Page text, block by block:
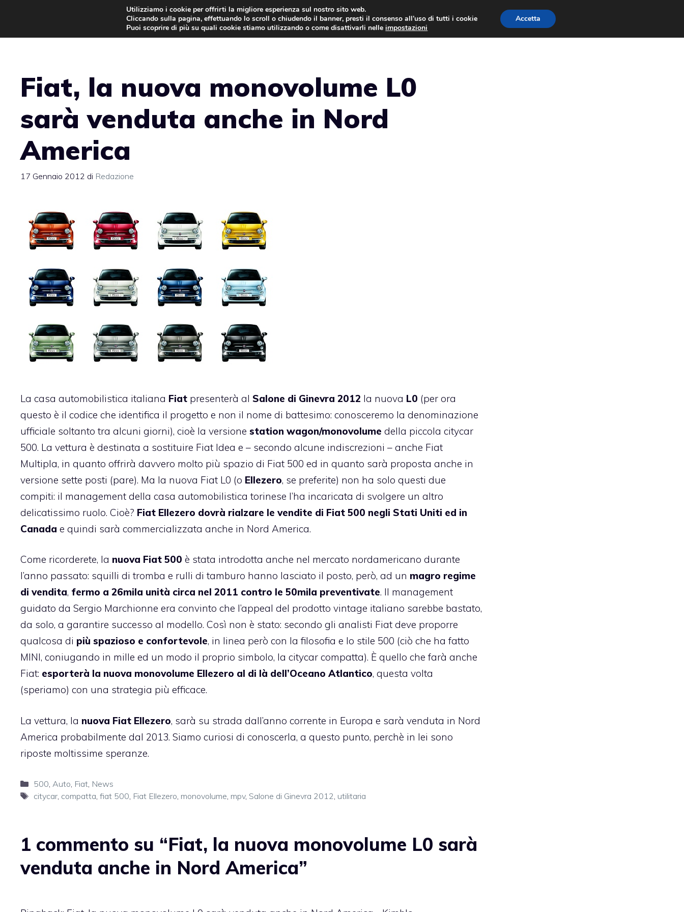
contenuto
AUTO NEWS EVENTI E FIERE
Fiat, la nuova monovolume L0
sarà venduta anche in Nord
America
17 Gennaio 2012 di Redazione
La casa automobilistica italiana Fiat presenterà al Salone di Ginevra 2012 la nuova L0 (per ora
questo è il codice che identifica il progetto e non il nome di battesimo: conosceremo la denominazione
ufficiale soltanto tra alcuni giorni), cioè la versione station wagon/monovolume della piccola citycar
500. La vettura è destinata a sostituire Fiat Idea e – secondo alcune indiscrezioni – anche Fiat
Multipla, in quanto offrirà davvero molto più spazio di Fiat 500 ed in quanto sarà proposta anche in
versione sette posti (pare). Ma la nuova Fiat L0 (o Ellezero, se preferite) non ha solo questi due
compiti: il management della casa automobilistica torinese l’ha incaricata di svolgere un altro
delicatissimo ruolo. Cioè? Fiat Ellezero dovrà rialzare le vendite di Fiat 500 negli Stati Uniti ed in
Canada e quindi sarà commercializzata anche in Nord America.
Come ricorderete, la nuova Fiat 500 è stata introdotta anche nel mercato nordamericano durante
l’anno passato: squilli di tromba e rulli di tamburo hanno lasciato il posto, però, ad un magro regime
di vendita, fermo a 26mila unità circa nel 2011 contro le 50mila preventivate. Il management
guidato da Sergio Marchionne era convinto che l’appeal del prodotto vintage italiano sarebbe bastato,
da solo, a garantire successo al modello. Così non è stato: secondo gli analisti Fiat deve proporre
qualcosa di più spazioso e confortevole, in linea però con la filosofia e lo stile 500 (ciò che ha fatto
MINI, coniugando in mille ed un modo il proprio simbolo, la citycar compatta). È quello che farà anche
Fiat: esporterà la nuova monovolume Ellezero al di là dell’Oceano Atlantico, questa volta
(speriamo) con una strategia più efficace.
La vettura, la nuova Fiat Ellezero, sarà su strada dall’anno corrente in Europa e sarà venduta in Nord
America probabilmente dal 2013. Siamo curiosi di conoscerla, a questo punto, perchè in lei sono
riposte moltissime speranze.
Categorie
500 Auto Fiat, News
Tag
citycar, compatta fiat 500 Fiat Ellezero monovolume mpv, Salone di Ginevra 2012 utilitaria
1 commento su “Fiat, la nuova monovolume L0 sarà
venduta anche in Nord America”
Utilizziamo i cookie per offrirti la migliore esperienza sul nostro sito web.
Cliccando sulla pagina, effettuando lo scroll o chiudendo il banner, presti il consenso all’uso di tutti i cookie
Puoi scoprire di più su quali cookie stiamo utilizzando o come disattivarli nelleimpostazioni
Accetta